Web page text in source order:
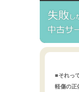
■それっ
軽傷の正